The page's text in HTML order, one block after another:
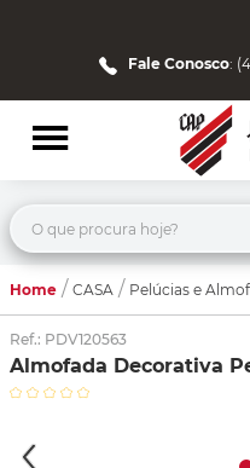
Fale Conosco:
O que procura hoje?
Home CASA Pelúcias e
Ref.: PDV120563
Almofada Decorativa